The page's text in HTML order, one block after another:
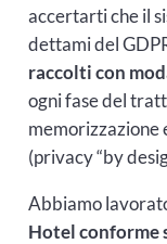
accertarti che il
dettami del
raccolti con
ogni fase del
memorizzazione
(privacy “by
Abbiamo
Hotel conforme